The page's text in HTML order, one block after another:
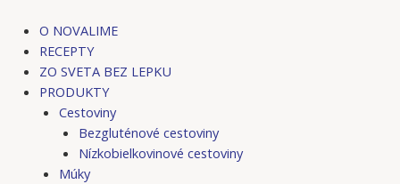
obsah
O NOVALIME
RECEPTY
ZO SVETA BEZ LEPKU
PRODUKTY
Cestoviny
Bezgluténové cestoviny
Nízkobielkovinové cestoviny
Múky
navigation